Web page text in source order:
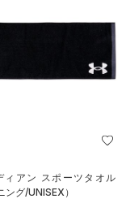
ィアン スポーツタオル
ング/UNISEX）